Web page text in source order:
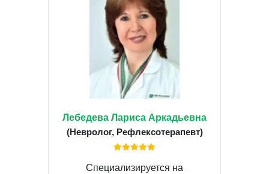
Лебедева Лариса Аркадьевна
(Невролог, Рефлексотерапевт)
Специализируется на